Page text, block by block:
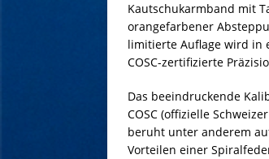
Kautschukarmband mit
orangefarbener
limitierte Auflage wird in
COSC-zertifizierte
Das beeindruckende
COSC (offizielle
beruht unter anderem
Vorteilen einer